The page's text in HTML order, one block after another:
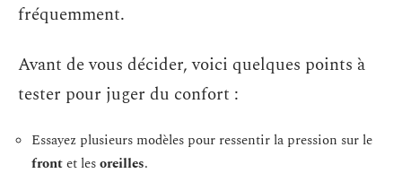
fréquemment.
Avant de vous décider, voici quelques points à
tester pour juger du confort :
Essayez plusieurs modèles pour ressentir la pression sur le
frontet lesoreilles.